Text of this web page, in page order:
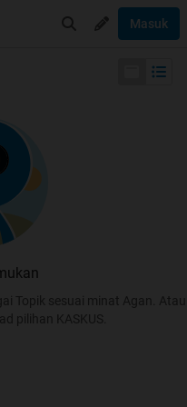
Masuk
Topik sesuai minat Agan. Atau
pilihan KASKUS.